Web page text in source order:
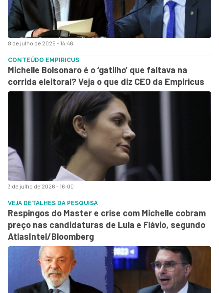
8 de julho de 2026 - 14:46
3 de julho de 2026 - 16:00
CONTEÚDO EMPIRICUS
Michelle Bolsonaro é o ‘gatilho’ que faltava na
corrida eleitoral? Veja o que diz CEO da Empiricus
VEJA DETALHES DA PESQUISA
Respingos do Master e crise com Michelle cobram
preço nas candidaturas de Lula e Flávio, segundo
AtlasIntel/Bloomberg